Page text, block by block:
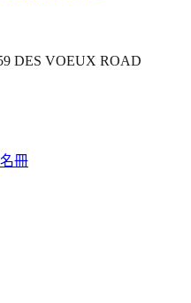
DES VOEUX ROAD
冊